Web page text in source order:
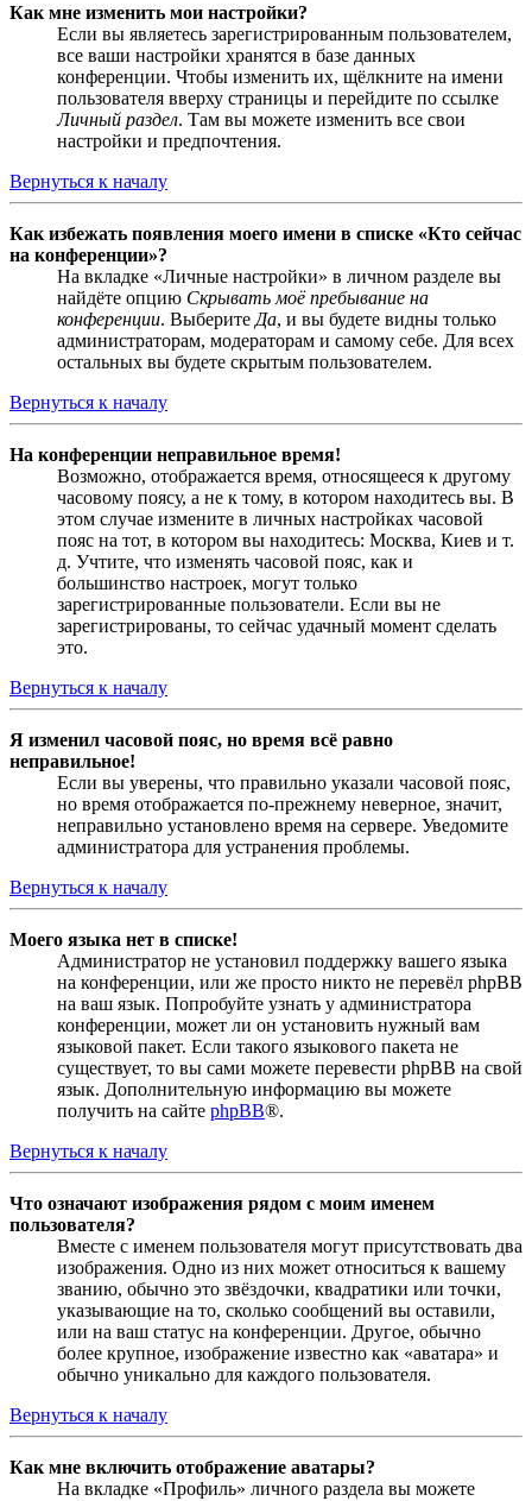
Как мне изменить мои настройки?
Если вы являетесь зарегистрированным пользователем,
все ваши настройки хранятся в базе данных
конференции. Чтобы изменить их, щёлкните на имени
пользователя вверху страницы и перейдите по ссылке
Личный раздел. Там вы можете изменить все свои
настройки и предпочтения.
Вернуться к началу
Как избежать появления моего имени в списке «Кто сейчас
на конференции»?
На вкладке «Личные настройки» в личном разделе вы
найдёте опцию Скрывать моё пребывание на
конференции. Выберите Да, и вы будете видны только
администраторам, модераторам и самому себе. Для всех
остальных вы будете скрытым пользователем.
Вернуться к началу
На конференции неправильное время!
Возможно, отображается время, относящееся к другому
часовому поясу, а не к тому, в котором находитесь вы. В
этом случае измените в личных настройках часовой
пояс на тот, в котором вы находитесь: Москва, Киев и т.
д. Учтите, что изменять часовой пояс, как и
большинство настроек, могут только
зарегистрированные пользователи. Если вы не
зарегистрированы, то сейчас удачный момент сделать
это.
Вернуться к началу
Я изменил часовой пояс, но время всё равно
неправильное!
Если вы уверены, что правильно указали часовой пояс,
но время отображается по-прежнему неверное, значит,
неправильно установлено время на сервере. Уведомите
администратора для устранения проблемы.
Вернуться к началу
Моего языка нет в списке!
Администратор не установил поддержку вашего языка
на конференции, или же просто никто не перевёл phpBB
на ваш язык. Попробуйте узнать у администратора
конференции, может ли он установить нужный вам
языковой пакет. Если такого языкового пакета не
существует, то вы сами можете перевести phpBB на свой
язык. Дополнительную информацию вы можете
получить на сайте phpBB®.
Вернуться к началу
Что означают изображения рядом с моим именем
пользователя?
Вместе с именем пользователя могут присутствовать два
изображения. Одно из них может относиться к вашему
званию, обычно это звёздочки, квадратики или точки,
указывающие на то, сколько сообщений вы оставили,
или на ваш статус на конференции. Другое, обычно
более крупное, изображение известно как «аватара» и
обычно уникально для каждого пользователя.
Вернуться к началу
Как мне включить отображение аватары?
На вкладке «Профиль» личного раздела вы можете